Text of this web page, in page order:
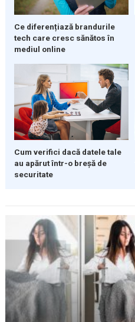
Ce diferențiază brandurile
tech care cresc sănătos în
mediul online
Cum verifici dacă datele tale
au apărut într-o breșă de
securitate